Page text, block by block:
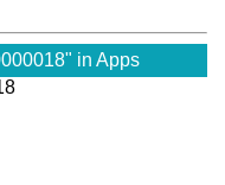
in Apps